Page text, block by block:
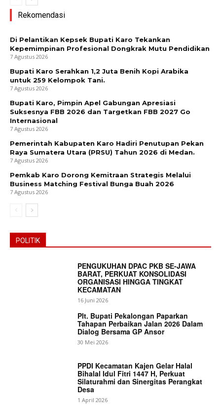
News Week
Magazine PRO
Rekomendasi
Di Pelantikan Kepsek Bupati Karo Tekankan
Kepemimpinan Profesional Dongkrak Mutu Pendidikan
7 Agustus 2026
Bupati Karo Serahkan 1,2 Juta Benih Kopi Arabika
untuk 259 Kelompok Tani.
7 Agustus 2026
Bupati Karo, Pimpin Apel Gabungan Apresiasi
Suksesnya FBB 2026 dan Targetkan FBB 2027 Go
Internasional
7 Agustus 2026
Pemerintah Kabupaten Karo Hadiri Penutupan Pekan
Raya Sumatera Utara (PRSU) Tahun 2026 di Medan.
7 Agustus 2026
Pemkab Karo Dorong Kemitraan Strategis Melalui
Business Matching Festival Bunga Buah 2026
7 Agustus 2026
POLITIK
PENGUKUHAN DPAC PKB SE-JAWA
BARAT, PERKUAT KONSOLIDASI
ORGANISASI HINGGA TINGKAT
KECAMATAN
16 Juni 2026
Plt. Bupati Pekalongan Paparkan
Tahapan Perbaikan Jalan 2026 Dalam
Dialog Bersama GP Ansor
30 Mei 2026
PPDI Kecamatan Kajen Gelar Halal
Bihalal Idul Fitri 1447 H, Perkuat
Silaturahmi dan Sinergitas Perangkat
Desa
1 April 2026